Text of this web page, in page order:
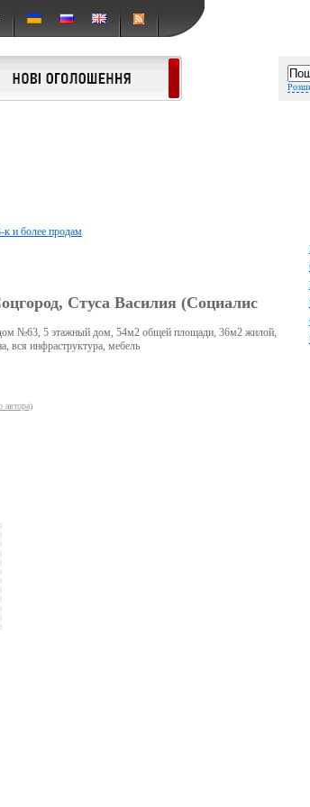
и более продам
Стуса Василия (Социалис
дом №63, 5 этажный дом, 54м2 общей площади, 36м2 жилой,
вся инфраструктура, мебель
автора)